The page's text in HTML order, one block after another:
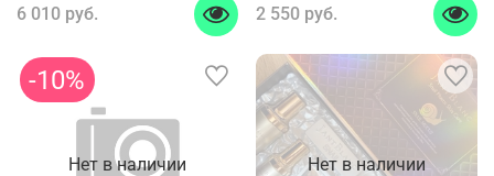
6 010 руб. 2 550 руб.
Нет в наличии
-10%
Нет в наличии